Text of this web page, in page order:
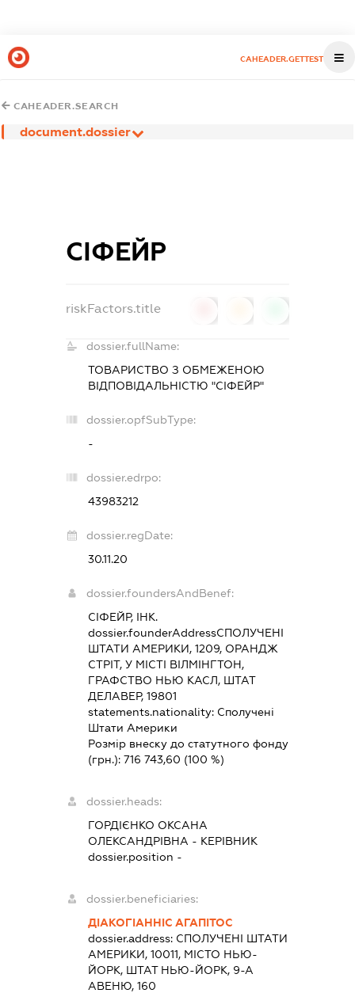
CAHEADER.GETTEST
CAHEADER.SEARCH
document.dossier
СІФЕЙР
riskFactors.title
dossier.fullName:
ТОВАРИСТВО З ОБМЕЖЕНОЮ
ВІДПОВІДАЛЬНІСТЮ "СІФЕЙР"
dossier.opfSubType:
-
dossier.edrpo:
43983212
dossier.regDate:
30.11.20
dossier.foundersAndBenef:
СІФЕЙР, ІНК.
dossier.founderAddressСПОЛУЧЕНІ
ШТАТИ АМЕРИКИ, 1209, ОРАНДЖ
СТРІТ, У МІСТІ ВІЛМІНГТОН,
ГРАФСТВО НЬЮ КАСЛ, ШТАТ
ДЕЛАВЕР, 19801
statements.nationality: Сполучені
Штати Америки
Розмір внеску до статутного фонду
(грн.): 716 743,60 (100 %)
dossier.heads:
ГОРДІЄНКО ОКСАНА
ОЛЕКСАНДРІВНА - КЕРІВНИК
dossier.position -
dossier.beneficiaries:
ДІАКОГІАННІС АГАПІТОС
dossier.address: СПОЛУЧЕНІ ШТАТИ
АМЕРИКИ, 10011, МІСТО НЬЮ-
ЙОРК, ШТАТ НЬЮ-ЙОРК, 9-А
АВЕНЮ, 160